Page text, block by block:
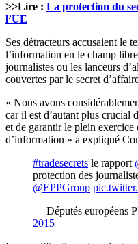
>>Lire : La protection du
l’UE
Ses détracteurs accusaient le
l’information en le champ
journalistes ou les lanceurs
couvertes par le secret
« Nous avons
car il est d’autant plus crucial
et de garantir le plein exercice
d’information » a expliqué
#tradesecrets le rapport
protection des
@EPPGroup
— Députés européens
2015